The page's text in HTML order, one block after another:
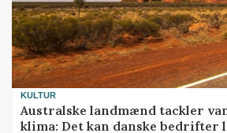
KULTUR
Australske landmænd tackler
klima: Det kan danske bedrifter